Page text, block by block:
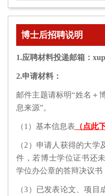
博士后招聘说明
1.应聘材料投递邮箱：
2.申请材料：
邮件主题请标明“姓名＋
息来源”。
（1）基本信息表 （点此
（2）申请人获得的大
件，若博士学位证书还
学位办公章的答辩决议书
（3）已发表论文、项